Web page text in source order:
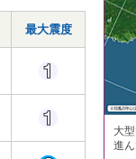
最大震度
大
進